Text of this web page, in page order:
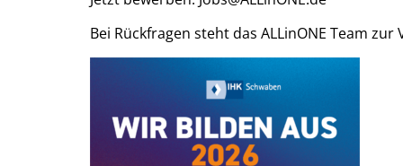
Bei Rückfragen steht das ALLinONE Team